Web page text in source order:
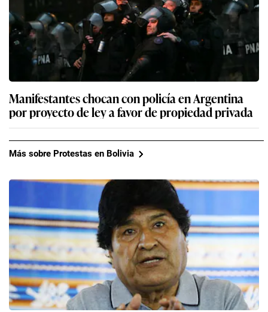
Manifestantes chocan con policía en Argentina
por proyecto de ley a favor de propiedad privada
Más sobre Protestas en Bolivia